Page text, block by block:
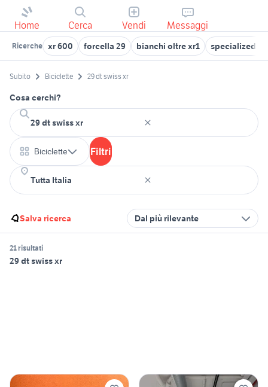
Home Cerca Vendi Messaggi
Ricerche xr 600 forcella 29 bianchi oltre xr1 specialized
Subito Biciclette 29 dt swiss xr
Cosa cerchi?
Biciclette Filtri
Salva ricerca Dal più rilevante
21 risultati
29 dt swiss xr